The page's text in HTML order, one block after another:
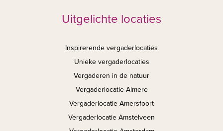
Uitgelichte locaties
Inspirerende vergaderlocaties
Unieke vergaderlocaties
Vergaderen in de natuur
Vergaderlocatie Almere
Vergaderlocatie Amersfoort
Vergaderlocatie Amstelveen